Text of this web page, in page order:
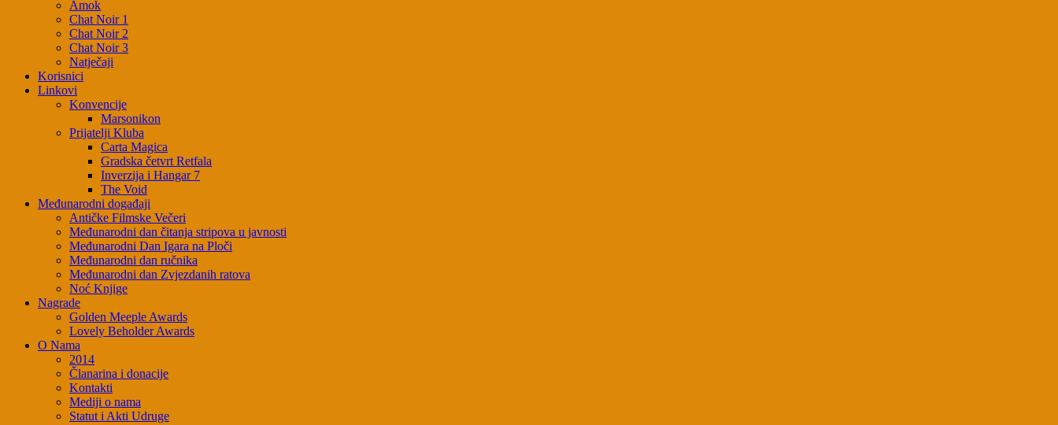
Amok
Chat Noir 1
Chat Noir 2
Chat Noir 3
Natječaji
Korisnici
Linkovi
Konvencije
Marsonikon
Prijatelji Kluba
Carta Magica
Gradska četvrt Retfala
Inverzija i Hangar 7
The Void
Međunarodni događaji
Antičke Filmske Večeri
Međunarodni dan čitanja stripova u javnosti
Međunarodni Dan Igara na Ploči
Međunarodni dan ručnika
Međunarodni dan Zvjezdanih ratova
Noć Knjige
Nagrade
Golden Meeple Awards
Lovely Beholder Awards
O Nama
2014
Članarina i donacije
Kontakti
Mediji o nama
Statut i Akti Udruge